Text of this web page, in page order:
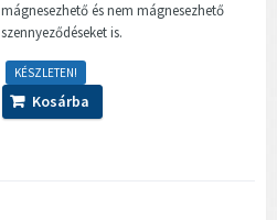
mágnesezhető és nem mágnesezhető
szennyeződéseket is.
KÉSZLETEN!
Kosárba